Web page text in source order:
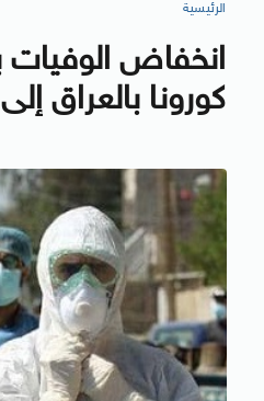
الرئيسية
انخفاض
كورونا بالعراق إلى 3%